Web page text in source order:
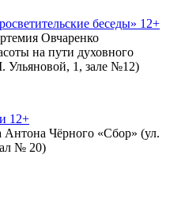
беседы» 12+
Овчаренко
на пути духовного
Ульяновой, 1, зале №12)
12+
Антона Чёрного «Сбор» (ул.
№ 20)